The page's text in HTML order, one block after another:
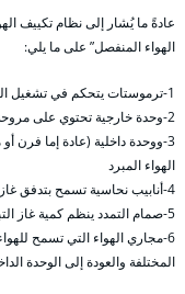
عادةً ما يُشار إلى نظام تكييف
الهواء المنفصل” على ما يلي:
1-ترموستات يتحكم في تشغيل النظام
2-وحدة خارجية تحتوي على مروحة وملف مكثف وضاغط
3-ووحدة داخلية (عادة إما فرن
الهواء المبرد
4-أنابيب نحاسية تسمح بتدفق غاز التبريد بين الوحدات الداخلية والخارجية
5-صمام التمدد ينظم كمية غاز التبريد التي تدخل في ملف المبخر
6-مجاري الهواء التي تسمح
المختلفة والعودة إلى الوحدة